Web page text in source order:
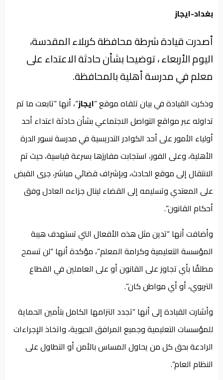
بغداد-ايجاز
أصدرت قيادة شرطة محافظة كربلاء المقدسة،
اليوم الأربعاء ، توضيحا بشأن حادثة الاعتداء على
معلم في مدرسة أهلية بالمحافظة.
وذكرت القيادة في بيان تلقاه موقع “ايجاز“، أنها “تابعت ما تم
تداوله عبر مواقع التواصل الاجتماعي بشأن حادثة اعتداء أحد
أولياء الأمور على أحد الكوادر التدريسية في مدرسة نسور الدرة
الأهلية، وعلى الفور، استجابت مفارزها بسرعة قياسية، حيث تم
الانتقال إلى موقع الحادث، وبإشراف قضائي مباشر، جرى القبض
على المعتدي وتسليمه إلى القضاء لينال جزاءه العادل وفق
أحكام القانون”.
وأضافت أنها “تدين مثل هذه الأفعال التي تستهدف هيبة
المؤسسة التعليمية وكرامة المعلم”، مؤكدة أنها “لن تسمح
مطلقًا بأي تجاوز على القانون أو على العاملين في القطاع
التربوي، أو أي مواطن كان”.
وأشارت القيادة إلى أنها “تجدد التزامها الكامل بتأمين الحماية
للمؤسسات التعليمية وجميع المرافق الحيوية، واتخاذ الإجراءات
الرادعة بحق كل من يحاول المساس بالأمن أو التطاول على
النظام العام”.